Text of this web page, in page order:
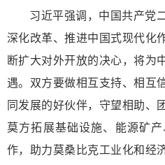
习近平强调，中国共产党
深化改革、推进中国式现代化
断扩大对外开放的决心，将为
遇。双方要做相互支持、相互
同发展的好伙伴，守望相助、
莫方拓展基础设施、能源矿
作，助力莫桑比克工业化和经